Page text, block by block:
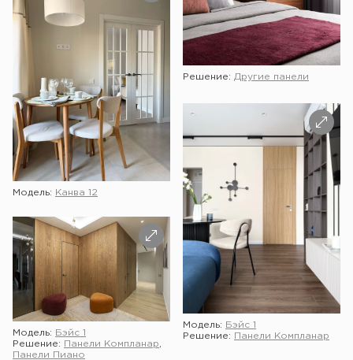
Решение: Другие панели
Модель: Канва 12
Модель:
Бэйс 1
Решение:
Панели Компланар
Модель:
Бэйс 1
Решение:
Панели Компланар
Панели Пиано